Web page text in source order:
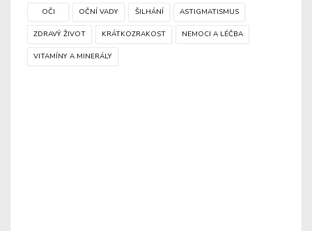
OČI OČNÍ VADY ŠILHÁNÍ ASTIGMATISMUS
ZDRAVÝ ŽIVOT KRÁTKOZRAKOST NEMOCI A LÉČBA
VITAMÍNY A MINERÁLY